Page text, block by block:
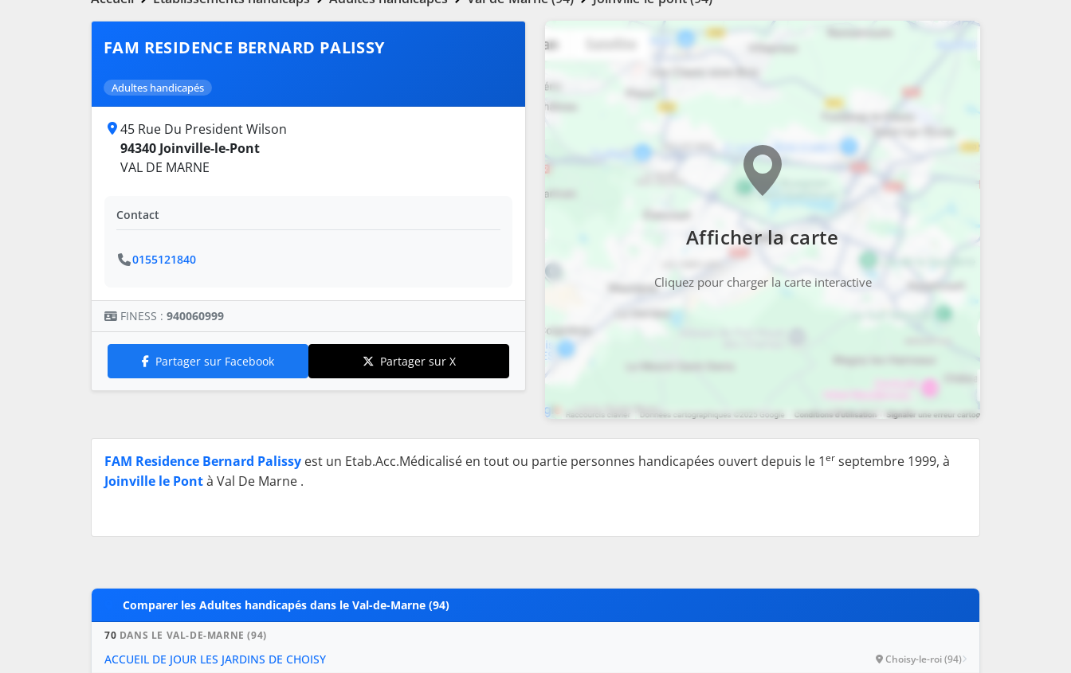
Afficher la carte
Cliquez pour charger la carte interactive
FAM RESIDENCE BERNARD PALISSY
Adultes handicapés
45 Rue Du President Wilson
94340 Joinville-le-Pont
VAL DE MARNE
Contact
0155121840
FINESS : 940060999
Partager sur Facebook Partager sur X
FAM Residence Bernard Palissy est un Etab.Acc.Médicalisé en tout ou partie personnes handicapées ouvert depuis le 1er septembre 1999, à
Joinville le Pontà Val De Marne .
Comparer les Adultes handicapés dans le Val-de-Marne (94)
70 DANS LE VAL-DE-MARNE (94)
ACCUEIL DE JOUR LES JARDINS DE CHOISY Choisy-le-roi (94)